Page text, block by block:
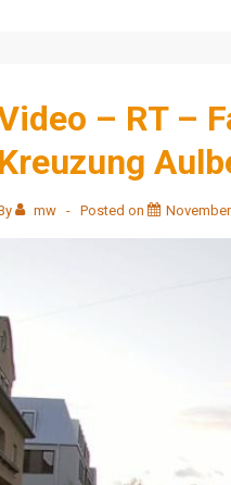
– RT –
Kreuzung
mw Posted on